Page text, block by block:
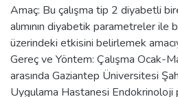
Amaç: Bu çalışma tip 2 diyabetli
alımının diyabetik parametreler ile
üzerindeki etkisini belirlemek
Gereç ve Yöntem: Çalışma Ocak-
arasında Gaziantep Üniversitesi
Uygulama Hastanesi Endokrinoloji